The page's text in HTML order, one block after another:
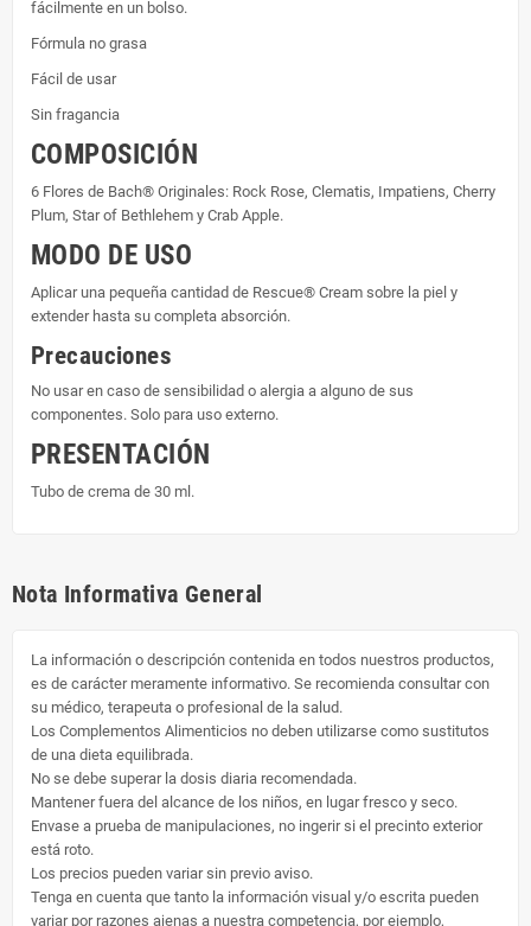
fácilmente en un bolso.
Fórmula no grasa
Fácil de usar
Sin fragancia
COMPOSICIÓN
6 Flores de Bach® Originales: Rock Rose, Clematis, Impatiens, Cherry
Plum, Star of Bethlehem y Crab Apple.
MODO DE USO
Aplicar una pequeña cantidad de Rescue® Cream sobre la piel y
extender hasta su completa absorción.
Precauciones
No usar en caso de sensibilidad o alergia a alguno de sus
componentes. Solo para uso externo.
PRESENTACIÓN
Tubo de crema de 30 ml.
Nota Informativa General
La información o descripción contenida en todos nuestros productos,
es de carácter meramente informativo. Se recomienda consultar con
su médico, terapeuta o profesional de la salud.
Los Complementos Alimenticios no deben utilizarse como sustitutos
de una dieta equilibrada.
No se debe superar la dosis diaria recomendada.
Mantener fuera del alcance de los niños, en lugar fresco y seco.
Envase a prueba de manipulaciones, no ingerir si el precinto exterior
está roto.
Los precios pueden variar sin previo aviso.
Tenga en cuenta que tanto la información visual y/o escrita pueden
variar por razones ajenas a nuestra competencia, por ejemplo,